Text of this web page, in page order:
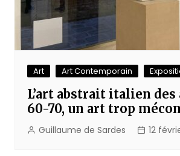
Art Art Contemporain
L’art abstrait italien des
60-70, un art trop
Guillaume de Sardes 12